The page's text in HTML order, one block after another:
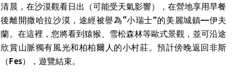
清晨，在沙漠觀看日出（可能受天氣影響），在營地享用早餐
後離開撒哈拉沙漠，途經被譽為“小瑞士”的美麗城鎮—伊夫
蘭。在這裡，您將看到猿猴、雪松森林等歐式景觀，並可沿途
欣賞山脈獨有風光和柏柏爾人的小村莊。預計傍晚返回非斯
（Fes），遊覽結束。